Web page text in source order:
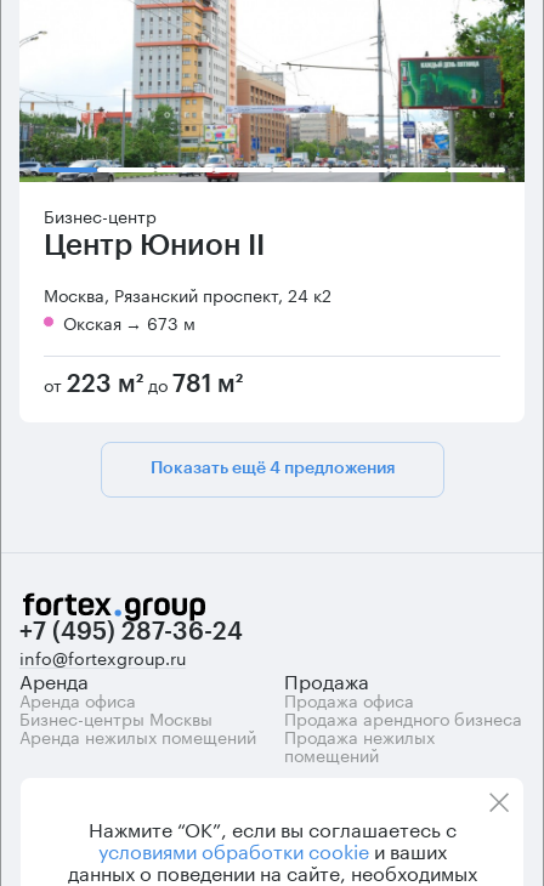
Бизнес-центр
Центр Юнион II
Москва, Рязанский проспект, 24 к2
Окская → 673 м
от 223 м² до 781 м²
Показать ещё 4 предложения
+7 (495) 287-36-24
info@fortexgroup.ru
Аренда
Аренда офиса
Бизнес-центры Москвы
Аренда нежилых помещений
Продажа
Продажа офиса
Продажа арендного бизнеса
Продажа нежилых
помещений
Каталог бизнес-центров О компании
Вакансии
Контакты
Нажмите “ОК”, если вы соглашаетесь с
условиями обработки cookieи ваших
данных о поведении на сайте, необходимых